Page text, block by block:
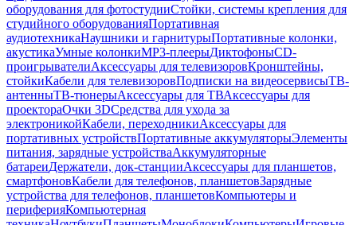
оборудования для фотостудииСтойки, системы крепления для
студийного оборудованияПортативная
аудиотехникаНаушники и гарнитурыПортативные колонки,
акустикаУмные колонкиMP3-плеерыДиктофоныCD-
проигрывателиАксессуары для телевизоровКронштейны,
стойкиКабели для телевизоровПодписки на видеосервисыТВ-
антенныТВ-тюнерыАксессуары для ТВАксессуары для
проектораОчки 3DСредства для ухода за
электроникойКабели, переходникиАксессуары для
портативных устройствПортативные аккумуляторыЭлементы
питания, зарядные устройстваАккумуляторные
батареиДержатели, док-станцииАксессуары для планшетов,
смартфоновКабели для телефонов, планшетовЗарядные
устройства для телефонов, планшетовКомпьютеры и
периферияКомпьютерная